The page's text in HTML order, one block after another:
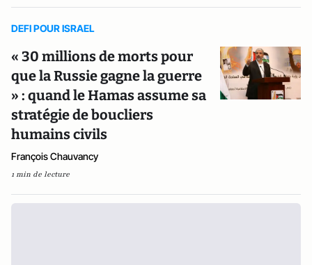
DEFI POUR ISRAEL
« 30 millions de morts pour
que la Russie gagne la guerre
» : quand le Hamas assume sa
stratégie de boucliers
humains civils
François Chauvancy
1 min de lecture